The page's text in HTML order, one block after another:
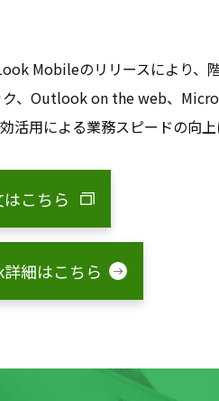
Mobileのリリースにより、
、Outlook on the web、
活用による業務スピードの向上
こちら
細はこちら